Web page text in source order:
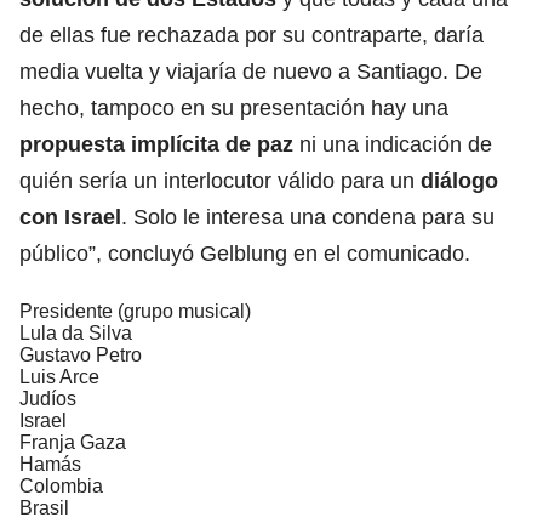
de ellas fue rechazada por su contraparte, daría
media vuelta y viajaría de nuevo a Santiago. De
hecho, tampoco en su presentación hay una
propuesta implícita de paz ni una indicación de
quién sería un interlocutor válido para un diálogo
con Israel. Solo le interesa una condena para su
público”, concluyó Gelblung en el comunicado.
Presidente (grupo musical)
Lula da Silva
Gustavo Petro
Luis Arce
Judíos
Israel
Franja Gaza
Hamás
Colombia
Brasil